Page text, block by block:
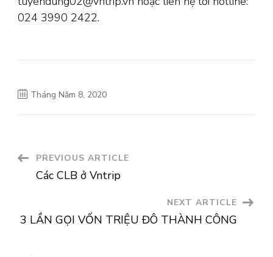
024 3990 2422.
Tháng Năm 8, 2020
Post
Navigation
PREVIOUS ARTICLE
Các CLB ở Vntrip
NEXT ARTICLE
3 LẦN GỌI VỐN TRIỆU ĐÔ THÀNH CÔNG